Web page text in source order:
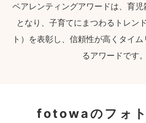
ペアレンティングアワードは、育
となり、子育てにまつわるトレン
ト）を表彰し、信頼性が高くタイ
るアワードです。
fotowaのフォ